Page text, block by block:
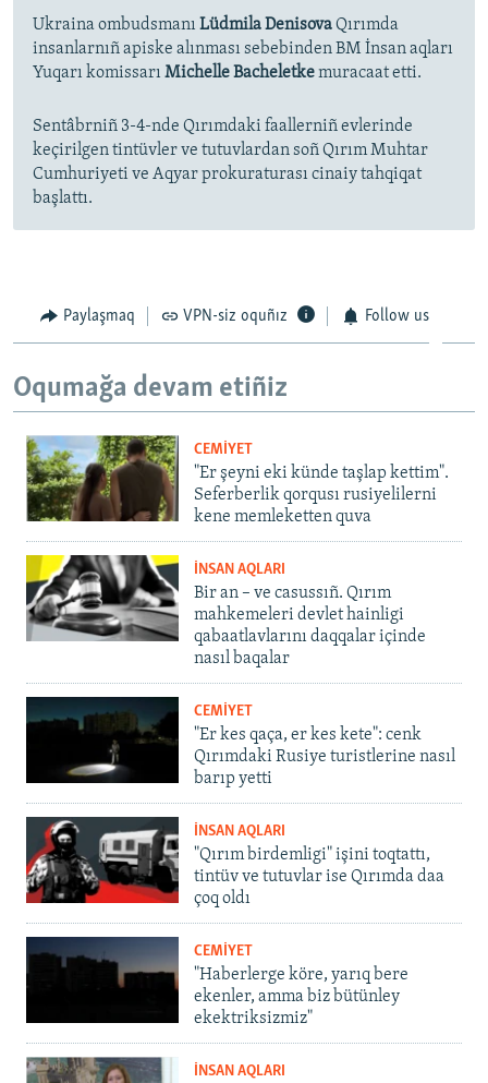
Ukraina ombudsmanı Lüdmila DenisovaQırımda
insanlarnıñ apiske alınması sebebinden BM İnsan aqları
Yuqarı komissarı Michelle Bacheletkemuracaat etti.
Sentâbrniñ 3-4-nde Qırımdaki faallerniñ evlerinde
keçirilgen tintüvler ve tutuvlardan soñ Qırım Muhtar
Cumhuriyeti ve Aqyar prokuraturası cinaiy tahqiqat
başlattı.
Paylaşmaq VPN-siz oquñız Follow us
Oqumağa devam etiñiz
CEMİYET
"Er şeyni eki künde taşlap kettim".
Seferberlik qorqusı rusiyelilerni
kene memleketten quva
İNSAN AQLARI
Bir an – ve casussıñ. Qırım
mahkemeleri devlet hainligi
qabaatlavlarını daqqalar içinde
nasıl baqalar
CEMİYET
"Er kes qaça, er kes kete": cenk
Qırımdaki Rusiye turistlerine nasıl
barıp yetti
İNSAN AQLARI
"Qırım birdemligi" işini toqtattı,
tintüv ve tutuvlar ise Qırımda daa
çoq oldı
CEMİYET
"Haberlerge köre, yarıq bere
ekenler, amma biz bütünley
ekektriksizmiz"
İNSAN AQLARI